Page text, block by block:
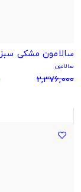
سالامون مشکی سبز
سالامون
2,376,000